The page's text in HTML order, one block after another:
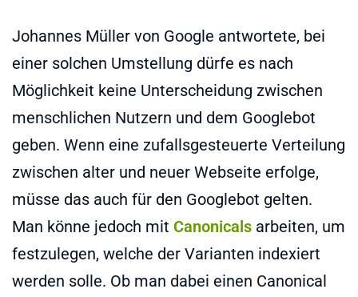
Johannes Müller von Google antwortete, bei
einer solchen Umstellung dürfe es nach
Möglichkeit keine Unterscheidung zwischen
menschlichen Nutzern und dem Googlebot
geben. Wenn eine zufallsgesteuerte Verteilung
zwischen alter und neuer Webseite erfolge,
müsse das auch für den Googlebot gelten.
Man könne jedoch mit Canonicals arbeiten, um
festzulegen, welche der Varianten indexiert
werden solle. Ob man dabei einen Canonical